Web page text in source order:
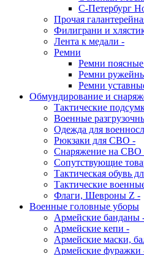
С-Петербург
Прочая
Филиграни и
Лента к медали -
Ремни
Ремни
Ремни
Ремни
Обмундирование и
Тактические
Военные
Одежда для
Рюкзаки для СВО -
Снаряжение на СВО
Сопутствующие
Тактическая обувь
Тактические
Флаги, Шевроны Z -
Военные головные уборы
Армейские банданы
Армейские кепи -
Армейские маски,
Армейские фуражки